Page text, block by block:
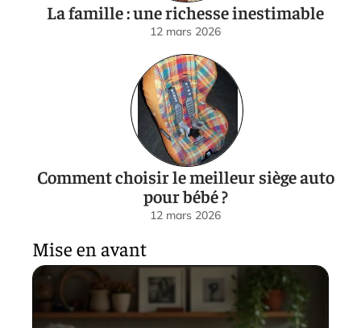
La famille : une richesse inestimable
12 mars 2026
Comment choisir le meilleur siège auto
pour bébé ?
12 mars 2026
Mise en avant